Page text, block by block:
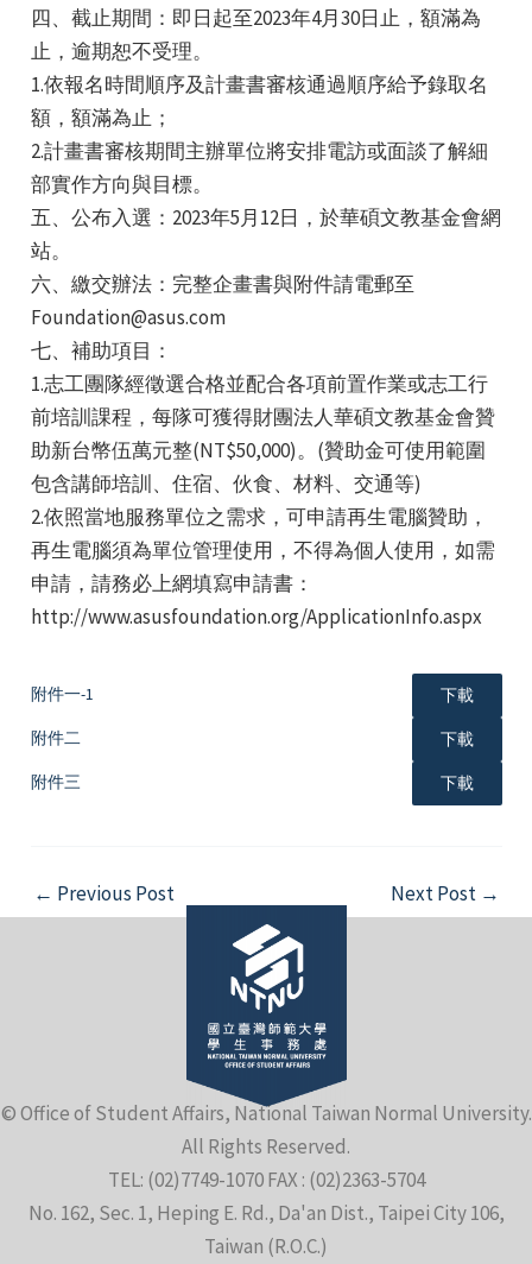
四、截止期間：即日起至2023年4月30日止，額滿為
止，逾期恕不受理。
1.依報名時間順序及計畫書審核通過順序給予錄取名
額，額滿為止；
2.計畫書審核期間主辦單位將安排電訪或面談了解細
部實作方向與目標。
五、公布入選：2023年5月12日，於華碩文教基金會網
站。
六、繳交辦法：完整企畫書與附件請電郵至
Foundation@asus.com
七、補助項目：
1.志工團隊經徵選合格並配合各項前置作業或志工行
前培訓課程，每隊可獲得財團法人華碩文教基金會贊
助新台幣伍萬元整(NT$50,000)。(贊助金可使用範圍
包含講師培訓、住宿、伙食、材料、交通等)
2.依照當地服務單位之需求，可申請再生電腦贊助，
再生電腦須為單位管理使用，不得為個人使用，如需
申請，請務必上網填寫申請書：
http://www.asusfoundation.org/ApplicationInfo.aspx
附件一-1 下載
附件二 下載
附件三 下載
Post
navigation
← Previous Post Next Post →
© Office of Student Affairs, National Taiwan Normal University.
All Rights Reserved.
TEL: (02)7749-1070 FAX : (02)2363-5704
No. 162, Sec. 1, Heping E. Rd., Da'an Dist., Taipei City 106,
Taiwan (R.O.C.)